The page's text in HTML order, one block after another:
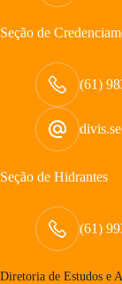
Seção de
(61)
Seção de Hidrantes
(61)
Diretoria de Estudos e